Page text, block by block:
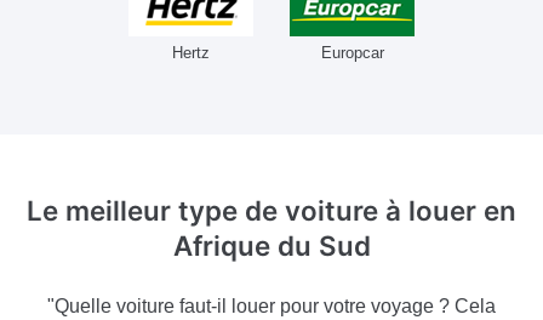
Hertz Europcar
Le meilleur type de voiture à louer en
Afrique du Sud
"Quelle voiture faut-il louer pour votre voyage ? Cela